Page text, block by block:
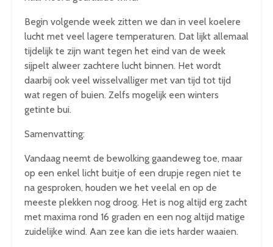
Begin volgende week zitten we dan in veel koelere
lucht met veel lagere temperaturen. Dat lijkt allemaal
tijdelijk te zijn want tegen het eind van de week
sijpelt alweer zachtere lucht binnen. Het wordt
daarbij ook veel wisselvalliger met van tijd tot tijd
wat regen of buien. Zelfs mogelijk een winters
getinte bui.
Samenvatting:
Vandaag neemt de bewolking gaandeweg toe, maar
op een enkel licht buitje of een drupje regen niet te
na gesproken, houden we het veelal en op de
meeste plekken nog droog. Het is nog altijd erg zacht
met maxima rond 16 graden en een nog altijd matige
zuidelijke wind. Aan zee kan die iets harder waaien.